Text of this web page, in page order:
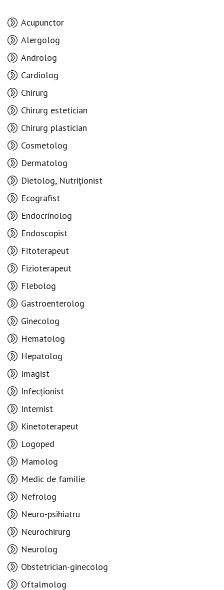
Acupunctor
Alergolog
Androlog
Cardiolog
Chirurg
Chirurg estetician
Chirurg plastician
Cosmetolog
Dermatolog
Dietolog, Nutriționist
Ecografist
Endocrinolog
Endoscopist
Fitoterapeut
Fizioterapeut
Flebolog
Gastroenterolog
Ginecolog
Hematolog
Hepatolog
Imagist
Infecționist
Internist
Kinetoterapeut
Logoped
Mamolog
Medic de familie
Nefrolog
Neuro-psihiatru
Neurochirurg
Neurolog
Obstetrician-ginecolog
Oftalmolog